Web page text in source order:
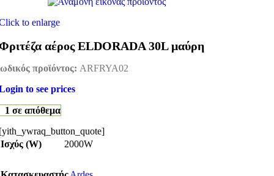
to enlarge
αέρος ELDORADA 30L μαύρη
προϊόντος: ARFRYA02
to see prices
1 σε απόθεμα
Ισχύς (W)
2000W